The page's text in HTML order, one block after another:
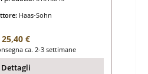
Haas-Sohn
Prezzo normale:
25,40 €
ca. 2-3 settimane
Dettagli